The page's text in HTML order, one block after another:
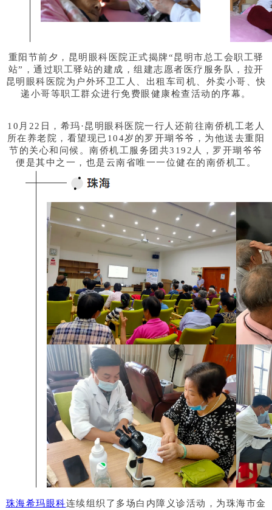
重阳节前夕，昆明眼科医院正式揭牌“昆明市总工会职工驿
站”，通过职工驿站的建成，组建志愿者医疗服务队，拉开
昆明眼科医院为户外环卫工人、出租车司机、外卖小哥、快
递小哥等职工群众进行免费眼健康检查活动的序幕。
10月22日，希玛·昆明眼科医院一行人还前往南侨机工老人
所在养老院，看望现已104岁的罗开瑚爷爷，为他送去重阳
节的关心和问候。南侨机工服务团共3192人，罗开瑚爷爷
便是其中之一，也是云南省唯一一位健在的南侨机工。
珠海希玛眼科连续组织了多场白内障义诊活动，为珠海市金